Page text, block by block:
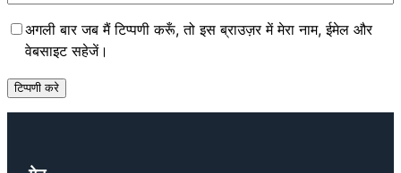
अगली बार जब मैं टिप्पणी करूँ, तो इस ब्राउज़र में मेरा नाम, ईमेल और
वेबसाइट सहेजें।